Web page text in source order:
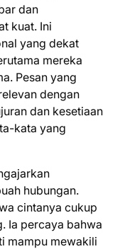
dan
kuat. Ini
yang dekat
mereka
Pesan yang
dengan
dan kesetiaan
kata yang
hubungan.
cintanya cukup
Ia percaya bahwa
mampu mewakili